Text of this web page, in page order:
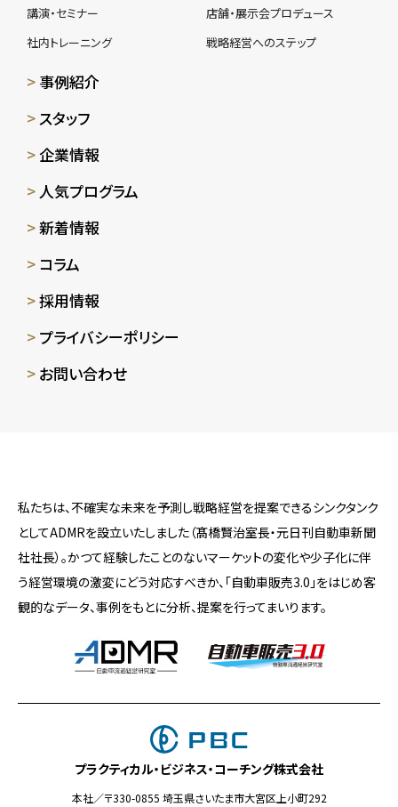
講演・セミナー
社内トレーニング
店舗・展示会プロデュース
戦略経営へのステップ
事例紹介
スタッフ
企業情報
人気プログラム
新着情報
コラム
採用情報
プライバシーポリシー
お問い合わせ
私たちは、不確実な未来を予測し戦略経営を提案できるシンクタンク
としてADMRを設立いたしました（髙橋賢治室長・元日刊自動車新聞
社社長）。かつて経験したことのないマーケットの変化や少子化に伴
う経営環境の激変にどう対応すべきか、「自動車販売3.0」をはじめ客
観的なデータ、事例をもとに分析、提案を行ってまいります。
プラクティカル・ビジネス・コーチング株式会社
本社／〒330-0855 埼玉県さいたま市大宮区上小町292